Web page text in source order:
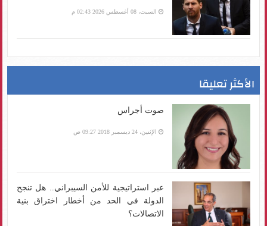
السبت، 08 أغسطس 2026 02:43 م
الأكثر تعليقا
صوت أجراس
الإثنين، 24 ديسمبر 2018 09:27 ص
عبر استراتيجية للأمن السيبراني.. هل تنجح
الدولة في الحد من أخطار اختراق بنية
الاتصالات؟